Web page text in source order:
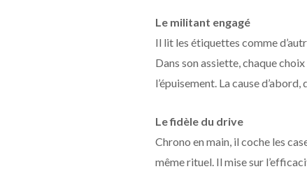
Le militant engagé
Il lit les étiquettes comme
Dans son assiette, chaque
l’épuisement. La cause
Le fidèle du drive
Chrono en main, il coche les
même rituel. Il mise sur